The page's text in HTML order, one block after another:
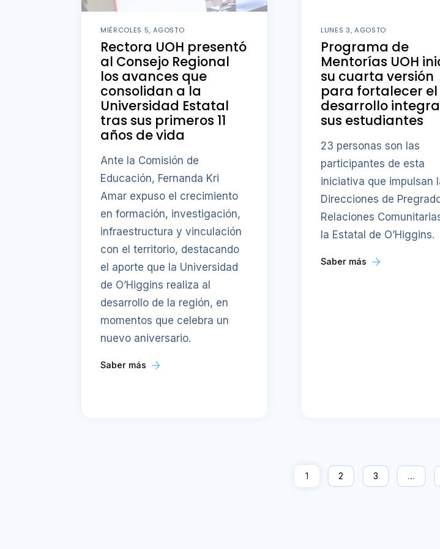
MIÉRCOLES 5, AGOSTO
Rectora UOH presentó
al Consejo Regional
los avances que
consolidan a la
Universidad Estatal
tras sus primeros 11
años de vida
Ante la Comisión de
Educación, Fernanda Kri
Amar expuso el crecimiento
en formación, investigación,
infraestructura y vinculación
con el territorio, destacando
el aporte que la Universidad
de O’Higgins realiza al
desarrollo de la región, en
momentos que celebra un
nuevo aniversario.
Saber más
LUNES 3, AGOSTO
Programa de
Mentorías UOH
su cuarta versión
para fortalecer el
desarrollo
sus estudiantes
23 personas son las
participantes de esta
iniciativa que impulsan
Direcciones de
Relaciones
la Estatal de O’Higgins.
Saber más
1 2 3 …